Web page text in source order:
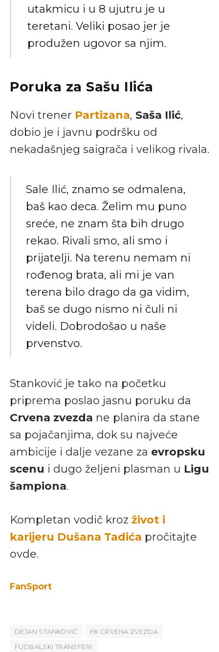
utakmicu i u 8 ujutru je u
teretani. Veliki posao jer je
produžen ugovor sa njim.
Poruka za Sašu Ilića
Novi trener Partizana, Saša Ilić,
dobio je i javnu podršku od
nekadašnjeg saigrača i velikog rivala.
Sale Ilić, znamo se odmalena,
baš kao deca. Želim mu puno
sreće, ne znam šta bih drugo
rekao. Rivali smo, ali smo i
prijatelji. Na terenu nemam ni
rođenog brata, ali mi je van
terena bilo drago da ga vidim,
baš se dugo nismo ni čuli ni
videli. Dobrodošao u naše
prvenstvo.
Stanković je tako na početku
priprema poslao jasnu poruku da
Crvena zvezda ne planira da stane
sa pojačanjima, dok su najveće
ambicije i dalje vezane za evropsku
scenu i dugo željeni plasman u Ligu
šampiona.
Kompletan vodič kroz život i
karijeru Dušana Tadića pročitajte
ovde.
FanSport
DEJAN STANKOVIĆ
FK CRVENA ZVEZDA
FUDBALSKI TRANSFERI